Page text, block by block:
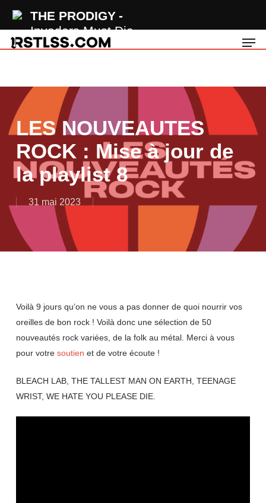
THE PRODIGY
Invaders Must Die
main
LES NOUVEAUTES
ROCK : Mise à jour de
la playlist 8
31 mai 2023
Voilà 9 jours qu’on ne vous a pas donner de quoi nourrir vos
oreilles de bon rock ! Voilà donc une sélection de 50
nouveautés rock variées, de la folk au métal. Merci à vous
pour votre soutien et de votre écoute !
BLEACH LAB, THE TALLEST MAN ON EARTH, TEENAGE
WRIST, WE HATE YOU PLEASE DIE.